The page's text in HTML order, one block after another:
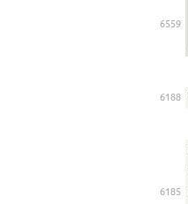
6559
6188
6185